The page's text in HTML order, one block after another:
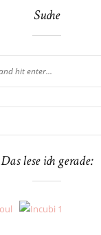
Suche
Das lese ich gerade: